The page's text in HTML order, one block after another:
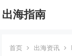
出海指南
首页 出海资讯